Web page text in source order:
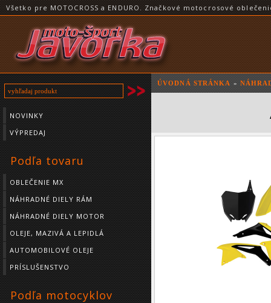
Všetko pre MOTOCROSS a ENDURO. Značkové motocrosové
NOVINKY
VÝPREDAJ
Podľa tovaru
OBLEČENIE MX
NÁHRADNÉ DIELY RÁM
NÁHRADNÉ DIELY MOTOR
OLEJE, MAZIVÁ A LEPIDLÁ
AUTOMOBILOVÉ OLEJE
PRÍSLUŠENSTVO
Podľa motocyklov
ÚVODNÁ STRÁNKA »